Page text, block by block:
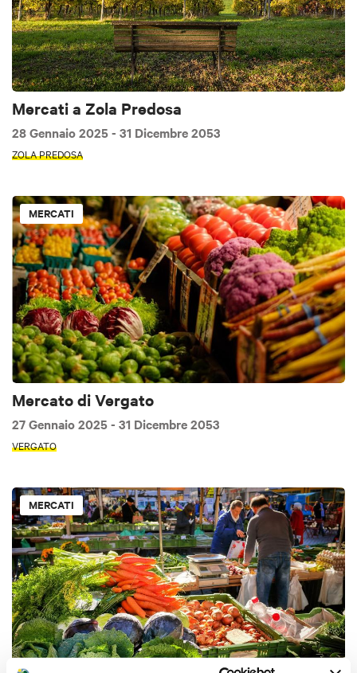
Mercati a Zola Predosa
28 Gennaio 2025- 31 Dicembre 2053
ZOLA PREDOSA
MERCATI
Mercato di Vergato
27 Gennaio 2025- 31 Dicembre 2053
VERGATO
MERCATI